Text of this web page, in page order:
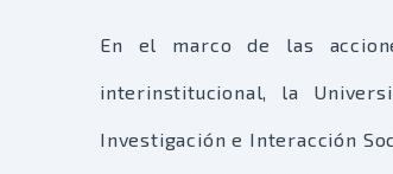
En el marco de las
interinstitucional, la
Investigación e Interacción